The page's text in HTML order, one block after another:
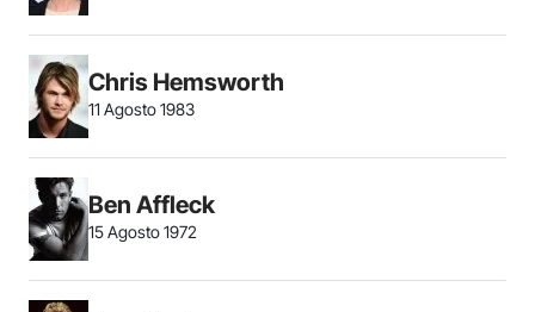
Chris Hemsworth
11 Agosto 1983
Ben Affleck
15 Agosto 1972